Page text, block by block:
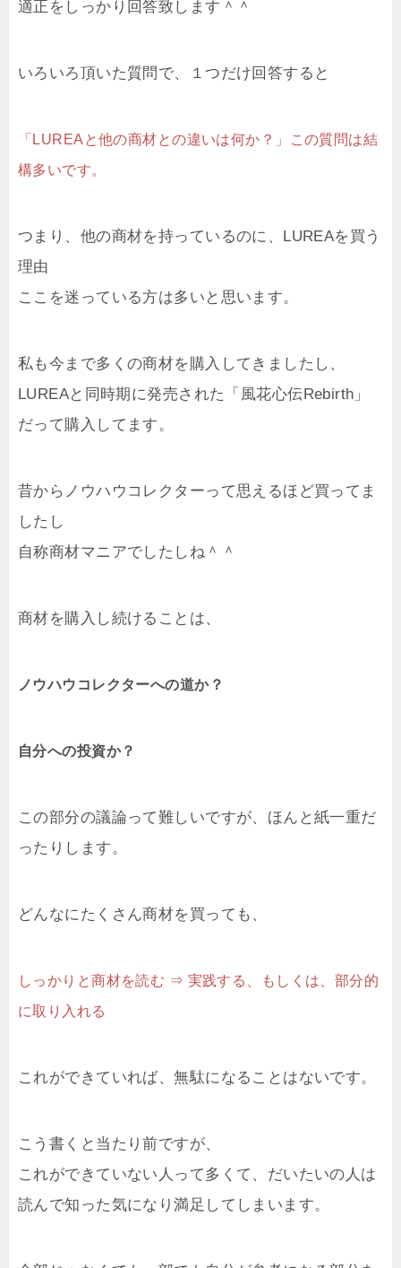
適正をしっかり回答致します＾＾
いろいろ頂いた質問で、１つだけ回答すると
「LUREAと他の商材との違いは何か？」この質問は結
構多いです。
つまり、他の商材を持っているのに、LUREAを買う
理由
ここを迷っている方は多いと思います。
私も今まで多くの商材を購入してきましたし、
LUREAと同時期に発売された「風花心伝Rebirth」
だって購入してます。
昔からノウハウコレクターって思えるほど買ってま
したし
自称商材マニアでしたしね＾＾
商材を購入し続けることは、
ノウハウコレクターへの道か？
自分への投資か？
この部分の議論って難しいですが、ほんと紙一重だ
ったりします。
どんなにたくさん商材を買っても、
しっかりと商材を読む ⇒ 実践する、もしくは、部分的
に取り入れる
これができていれば、無駄になることはないです。
こう書くと当たり前ですが、
これができていない人って多くて、だいたいの人は
読んで知った気になり満足してしまいます。